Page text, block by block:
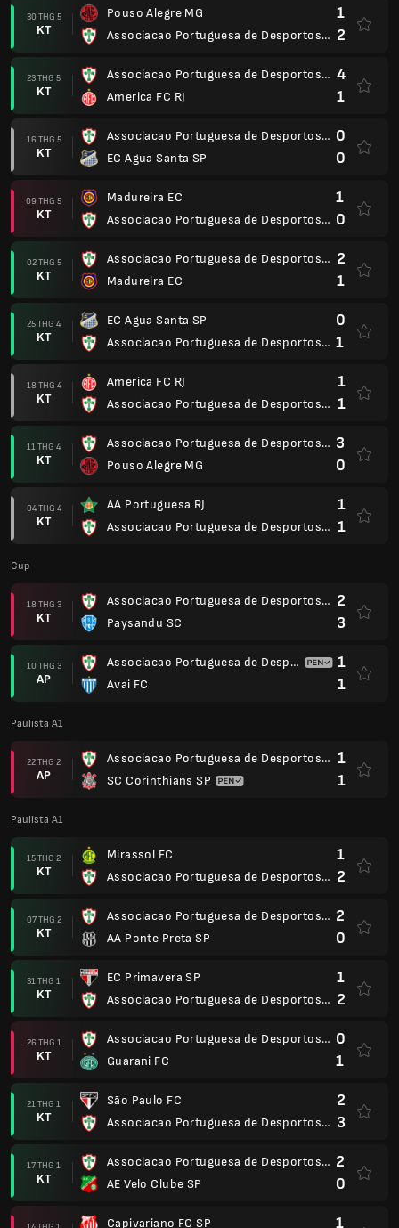
30 THG 5
KT
Pouso Alegre MG
Associacao Portuguesa de Desportos SP
1
2
23 THG 5
KT
Associacao Portuguesa de Desportos SP
America FC RJ
4
1
16 THG 5
KT
Associacao Portuguesa de Desportos SP
EC Agua Santa SP
0
0
09 THG 5
KT
Madureira EC
Associacao Portuguesa de Desportos SP
1
0
02 THG 5
KT
Associacao Portuguesa de Desportos SP
Madureira EC
2
1
25 THG 4
KT
EC Agua Santa SP
Associacao Portuguesa de Desportos SP
0
1
18 THG 4
KT
America FC RJ
Associacao Portuguesa de Desportos SP
1
1
11 THG 4
KT
Associacao Portuguesa de Desportos SP
Pouso Alegre MG
3
0
04 THG 4
KT
AA Portuguesa RJ
Associacao Portuguesa de Desportos SP
1
1
Cup
18 THG 3
KT
Associacao Portuguesa de Desportos SP
Paysandu SC
2
3
10 THG 3
AP
Associacao Portuguesa de Desportos SP
Avai FC
1
1
Paulista A1
22 THG 2
AP
Associacao Portuguesa de Desportos SP
SC Corinthians SP
1
1
Paulista A1
15 THG 2
KT
Mirassol FC
Associacao Portuguesa de Desportos SP
1
2
07 THG 2
KT
Associacao Portuguesa de Desportos SP
AA Ponte Preta SP
2
0
31 THG 1
KT
EC Primavera SP
Associacao Portuguesa de Desportos SP
1
2
26 THG 1
KT
Associacao Portuguesa de Desportos SP
Guarani FC
0
1
21 THG 1
KT
São Paulo FC
Associacao Portuguesa de Desportos SP
2
3
17 THG 1
KT
Associacao Portuguesa de Desportos SP
AE Velo Clube SP
2
0
Capivariano FC SP 1